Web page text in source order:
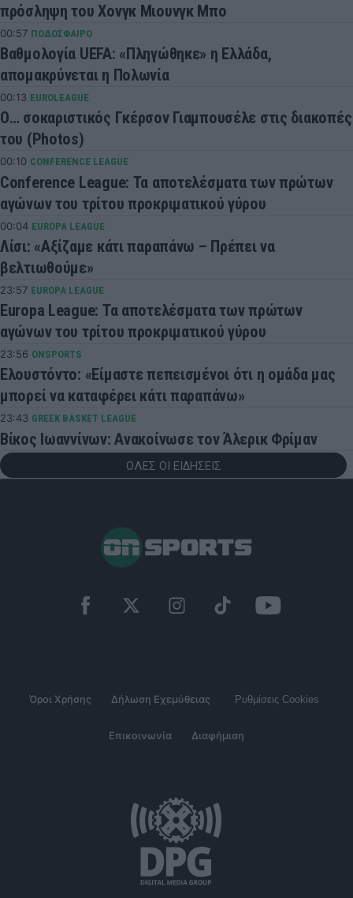
πρόσληψη του Χονγκ Μιουνγκ Μπo
00:57 ΠΟΔΟΣΦΑΙΡΟ
Βαθμολογία UEFA: «Πληγώθηκε» η Ελλάδα,
απομακρύνεται η Πολωνία
00:13 EUROLEAGUE
Ο… σοκαριστικός Γκέρσον Γιαμπουσέλε στις διακοπές
του (Photos)
00:10 CONFERENCE LEAGUE
Conference League: Τα αποτελέσματα των πρώτων
αγώνων του τρίτου προκριματικού γύρου
00:04 EUROPA LEAGUE
Λίσι: «Αξίζαμε κάτι παραπάνω – Πρέπει να
βελτιωθούμε»
23:57 EUROPA LEAGUE
Europa League: Τα αποτελέσματα των πρώτων
αγώνων του τρίτου προκριματικού γύρου
23:56 ONSPORTS
Ελουστόντο: «Είμαστε πεπεισμένοι ότι η ομάδα μας
μπορεί να καταφέρει κάτι παραπάνω»
23:43 GREEK BASKET LEAGUE
Βίκος Ιωαννίνων: Ανακοίνωσε τον Άλερικ Φρίμαν
ΟΛΕΣ ΟΙ ΕΙΔΗΣΕΙΣ
Όροι Χρήσης Δήλωση Εχεμύθειας Ρυθμίσεις Cookies
Επικοινωνία Διαφήμιση